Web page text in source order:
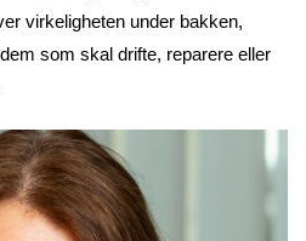
virkeligheten under bakken,
som skal drifte, reparere eller